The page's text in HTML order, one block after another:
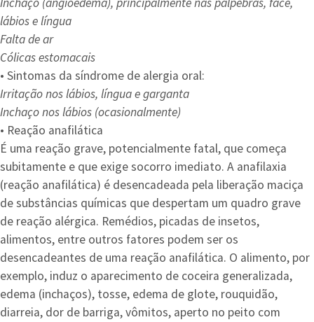
Inchaço (angioedema), principalmente nas pálpebras, face,
lábios e língua
Falta de ar
Cólicas estomacais
• Sintomas da síndrome de alergia oral:
Irritação nos lábios, língua e garganta
Inchaço nos lábios (ocasionalmente)
• Reação anafilática
É uma reação grave, potencialmente fatal, que começa
subitamente e que exige socorro imediato. A anafilaxia
(reação anafilática) é desencadeada pela liberação maciça
de substâncias químicas que despertam um quadro grave
de reação alérgica. Remédios, picadas de insetos,
alimentos, entre outros fatores podem ser os
desencadeantes de uma reação anafilática. O alimento, por
exemplo, induz o aparecimento de coceira generalizada,
edema (inchaços), tosse, edema de glote, rouquidão,
diarreia, dor de barriga, vômitos, aperto no peito com